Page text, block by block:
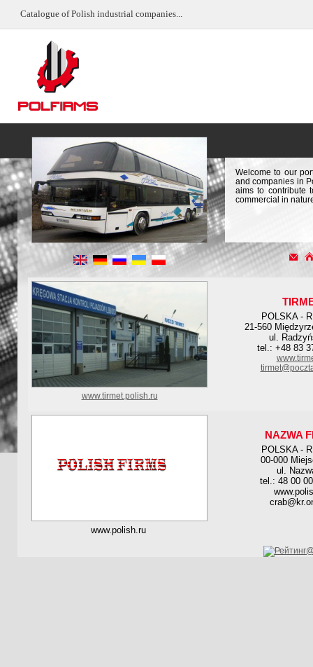
Catalogue of Polish industrial companies...
Welcome to our
and companies in
aims to contribute
commercial in
POLSKA -
21-560
ul.
tel.: +48 83
www.tirmet.polish.ru
NAZWA
POLSKA -
00-000
ul.
tel.: 48 00
www.polish.ru